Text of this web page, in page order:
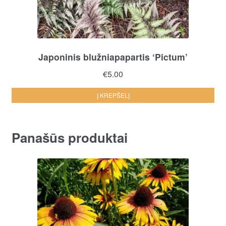
Japoninis blužniapapartis ‘Pictum’
€5.00
Į KREPŠELĮ
Panašūs produktai